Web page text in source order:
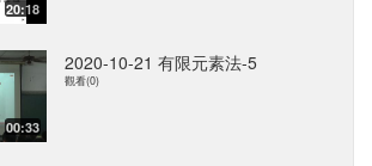
20:18
00:33
2020-10-21 有限元素法-5
觀看(0)